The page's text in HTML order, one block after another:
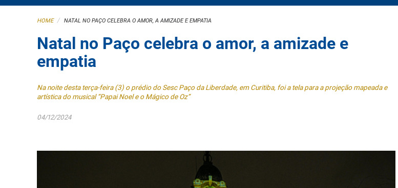
HOME / NATAL NO PAÇO CELEBRA O AMOR, A AMIZADE E EMPATIA
Natal no Paço celebra o amor, a amizade e
empatia
Na noite desta terça-feira (3) o prédio do Sesc Paço da Liberdade, em Curitiba, foi a tela para a projeção mapeada e
artística do musical “Papai Noel e o Mágico de Oz”
04/12/2024